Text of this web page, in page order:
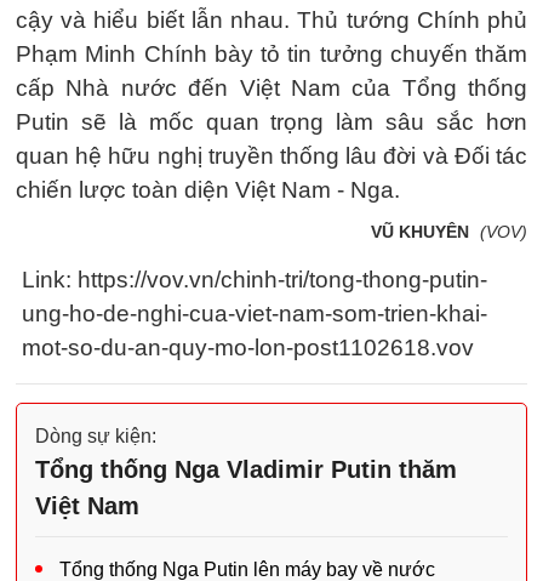
cậy và hiểu biết lẫn nhau. Thủ tướng Chính phủ
Phạm Minh Chính bày tỏ tin tưởng chuyến thăm
cấp Nhà nước đến Việt Nam của Tổng thống
Putin sẽ là mốc quan trọng làm sâu sắc hơn
quan hệ hữu nghị truyền thống lâu đời và Đối tác
chiến lược toàn diện Việt Nam - Nga.
VŨ KHUYÊN (VOV)
Link: https://vov.vn/chinh-tri/tong-thong-putin-
ung-ho-de-nghi-cua-viet-nam-som-trien-khai-
mot-so-du-an-quy-mo-lon-post1102618.vov
Dòng sự kiện:
Tổng thống Nga Vladimir Putin thăm
Việt Nam
Tổng thống Nga Putin lên máy bay về nước